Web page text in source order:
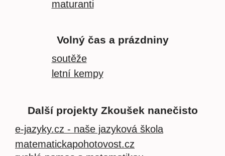
maturanti
Volný čas a prázdniny
soutěže
letní kempy
Další projekty Zkoušek nanečisto
e-jazyky.cz - naše jazyková škola
matematickapohotovost.cz